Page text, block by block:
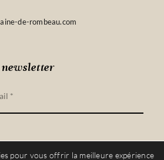
de-rombeau.com
pour vous offrir la meilleure expérience